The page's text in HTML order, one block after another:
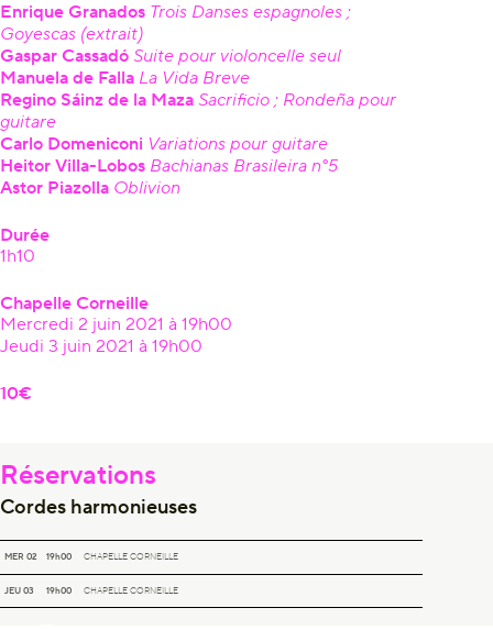
Enrique Granados Trois Danses espagnoles ;
Goyescas (extrait)
Gaspar Cassadó Suite pour violoncelle seul
Manuela de Falla La Vida Breve
Regino Sáinz de la Maza Sacrificio ; Rondeña pour
guitare
Carlo Domeniconi Variations pour guitare
Heitor Villa-Lobos Bachianas Brasileira n°5
Astor Piazolla Oblivion
Durée
1h10
Chapelle Corneille
Mercredi 2 juin 2021 à 19h00
Jeudi 3 juin 2021 à 19h00
10€
Réservations
Cordes harmonieuses
MER 02 19h00
CORDES HARMONIEUSESCHAPELLE CORNEILLE
JEU 03 19h00
CORDES HARMONIEUSESCHAPELLE CORNEILLE